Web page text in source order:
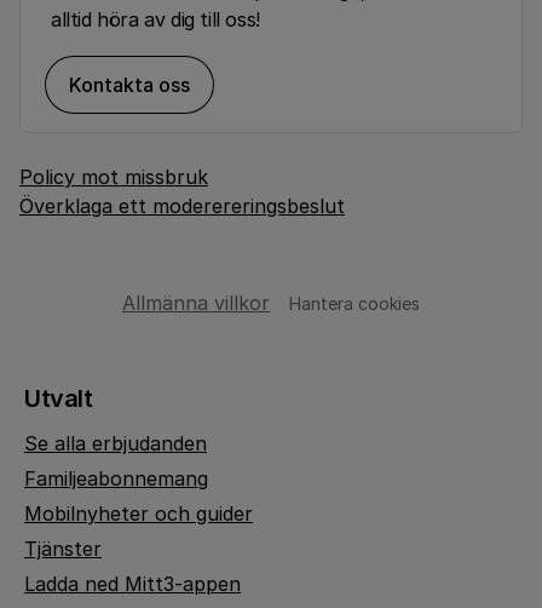
alltid höra av dig till oss!
Kontakta oss
Policy mot missbruk
Överklaga ett moderereringsbeslut
Allmänna villkor Hantera cookies
Utvalt
Se alla erbjudanden
Familjeabonnemang
Mobilnyheter och guider
Tjänster
Ladda ned Mitt3-appen